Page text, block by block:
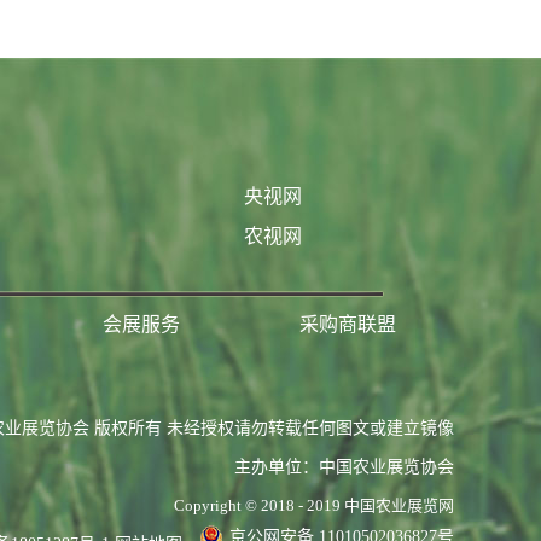
央视网
农视网
会展服务 采购商联盟
业展览协会 版权所有 未经授权请勿转载任何图文或建立镜像
主办单位：中国农业展览协会
Copyright © 2018 - 2019 中国农业展览网
京公网安备 11010502036827号